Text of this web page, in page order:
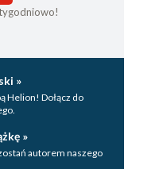
Z:
I LECZENIE
z... terminem
nadmiar
»
Helion! Dołącz do
»
autorem naszego